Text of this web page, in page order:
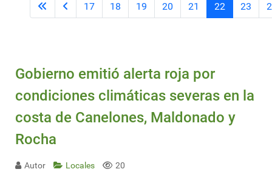
17 18 19 20 21 22 23
Gobierno emitió alerta roja por
condiciones climáticas severas en la
costa de Canelones, Maldonado y
Rocha
Autor Locales 20